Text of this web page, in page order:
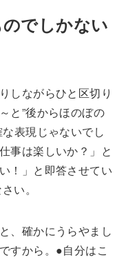
でしかない
しながらひと区切り
と”後からほのぼの
表現じゃないでし
事は楽しいか？」と
！」と即答させてい
い。
、確かにうらやまし
すから。●自分はこ